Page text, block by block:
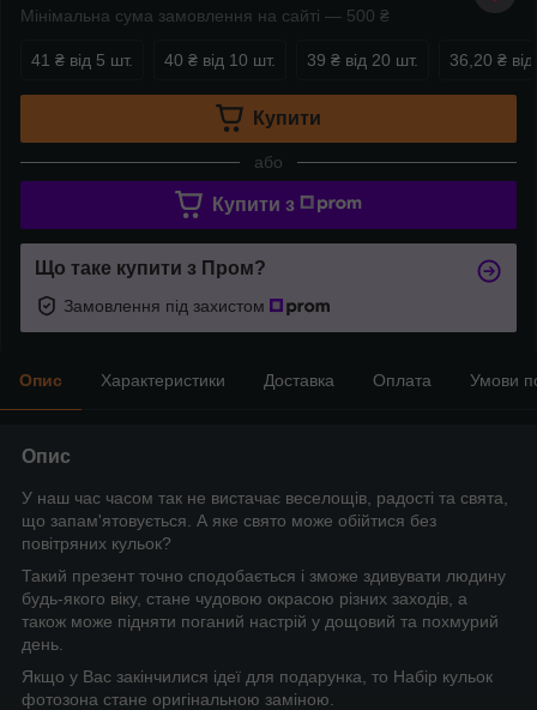
Мінімальна сума замовлення на сайті — 500 ₴
41 ₴ від 5 шт. 40 ₴ від 10 шт. 39 ₴ від 20 шт. 36,20 ₴
Купити
або
Купити з
Що таке купити з Пром?
Замовлення під захистом
Опис Характеристики Доставка Оплата Умови
Опис
У наш час часом так не вистачає веселощів, радості та свята,
що запам'ятовується. А яке свято може обійтися без
повітряних кульок?
Такий презент точно сподобається і зможе здивувати людину
будь-якого віку, стане чудовою окрасою різних заходів, а
також може підняти поганий настрій у дощовий та похмурий
день.
Якщо у Вас закінчилися ідеї для подарунка, то Набір кульок
фотозона стане оригінальною заміною.